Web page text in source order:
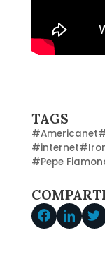
TAGS
#Americanet
#internet#
#Pepe